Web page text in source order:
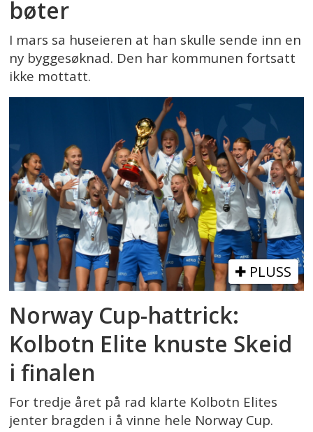
bøter
I mars sa huseieren at han skulle sende inn en
ny byggesøknad. Den har kommunen fortsatt
ikke mottatt.
PLUSS
Norway Cup-hattrick:
Kolbotn Elite knuste Skeid
i finalen
For tredje året på rad klarte Kolbotn Elites
jenter bragden i å vinne hele Norway Cup.